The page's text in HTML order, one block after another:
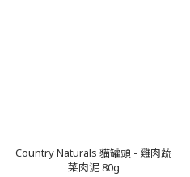
Country Naturals 貓罐頭 - 雞肉蔬
菜肉泥 80g